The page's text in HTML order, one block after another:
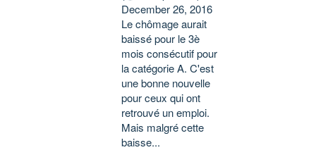
December 26, 2016
Le chômage aurait
baissé pour le 3è
mois consécutif pour
la catégorie A. C'est
une bonne nouvelle
pour ceux qui ont
retrouvé un emploi.
Mais malgré cette
baisse...